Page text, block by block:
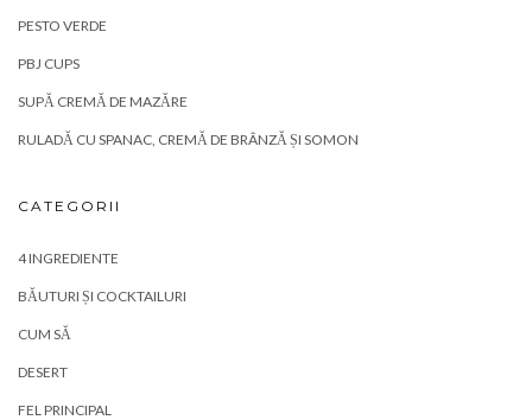
PESTO VERDE
PBJ CUPS
SUPĂ CREMĂ DE MAZĂRE
RULADĂ CU SPANAC, CREMĂ DE BRÂNZĂ ȘI SOMON
CATEGORII
4 INGREDIENTE
BĂUTURI ȘI COCKTAILURI
CUM SĂ
DESERT
FEL PRINCIPAL